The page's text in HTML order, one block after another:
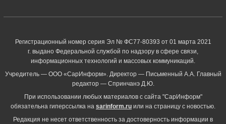
Регистрационный номер серия Эл № ФС77-80393 от 01 марта 2021
г. выдано Федеральной службой по надзору в сфере связи,
информационных технологий и массовых коммуникаций.
Учредитель — ООО «СарИнформ». Директор — Письменный А.А. Главный
редактор — Спринчанэ Д.Ю.
При использовании любых материалов с сайта "СарИнформ"
обязательна гиперссылка на sarinform.ru или на страницу с новостью.
Редакция не несет ответственность за достоверность информации в